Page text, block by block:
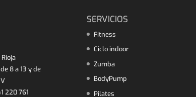
8 a 13 y de
220 761
SERVICIOS
Fitness
Ciclo indoor
Zumba
BodyPump
Pilates